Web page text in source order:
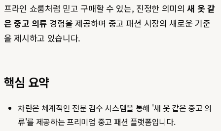
프라인 쇼룸처럼 믿고 구매할 수 있는, 진정한 의미의새 옷 같
은 중고 의류 경험을 제공하며 중고 패션 시장의 새로운 기준
을 제시하고 있습니다.
핵심 요약
차란은 체계적인 전문 검수 시스템을 통해 '새 옷 같은 중고 의
류'를 제공하는 프리미엄 중고 패션 플랫폼입니다.